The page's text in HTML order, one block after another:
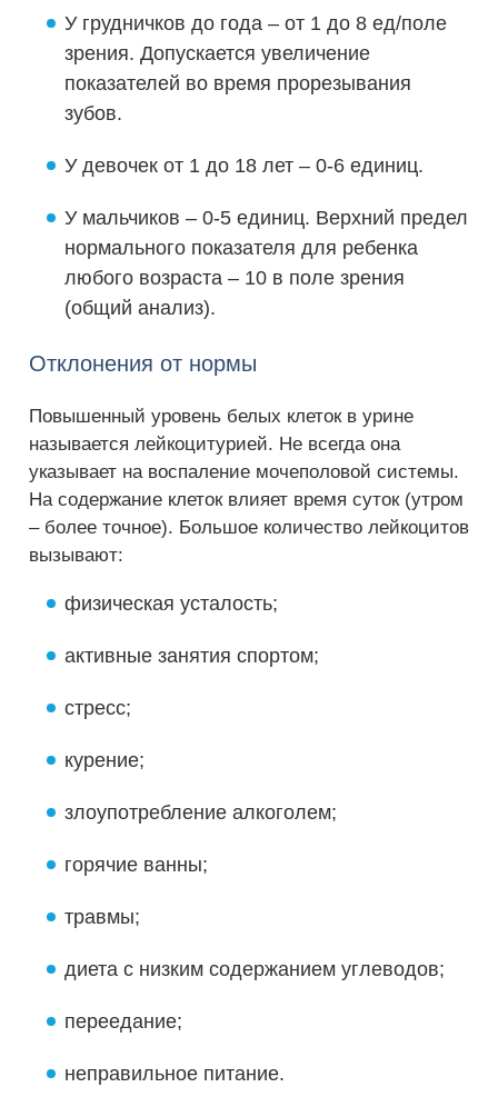
У грудничков до года – от 1 до 8 ед/поле
зрения. Допускается увеличение
показателей во время прорезывания
зубов.
У девочек от 1 до 18 лет – 0-6 единиц.
У мальчиков – 0-5 единиц. Верхний предел
нормального показателя для ребенка
любого возраста – 10 в поле зрения
(общий анализ).
Отклонения от нормы
Повышенный уровень белых клеток в урине
называется лейкоцитурией. Не всегда она
указывает на воспаление мочеполовой системы.
На содержание клеток влияет время суток (утром
– более точное). Большое количество лейкоцитов
вызывают:
физическая усталость;
активные занятия спортом;
стресс;
курение;
злоупотребление алкоголем;
горячие ванны;
травмы;
диета с низким содержанием углеводов;
переедание;
неправильное питание.